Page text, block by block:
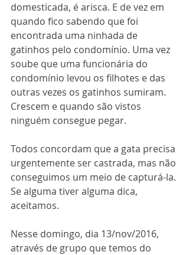
domesticada, é arisca. E de vez em
quando fico sabendo que foi
encontrada uma ninhada de
gatinhos pelo condomínio. Uma vez
soube que uma funcionária do
condomínio levou os filhotes e das
outras vezes os gatinhos sumiram.
Crescem e quando são vistos
ninguém consegue pegar.
Todos concordam que a gata precisa
urgentemente ser castrada, mas não
conseguimos um meio de capturá-la.
Se alguma tiver alguma dica,
aceitamos.
Nesse domingo, dia 13/nov/2016,
através de grupo que temos do